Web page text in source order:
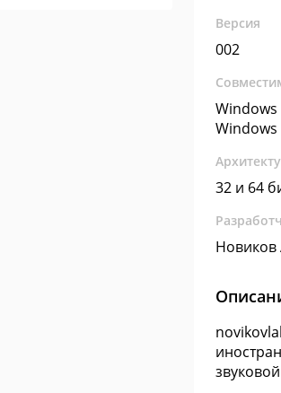
Версия
002
Windows
Windows
32 и 64
Новиков